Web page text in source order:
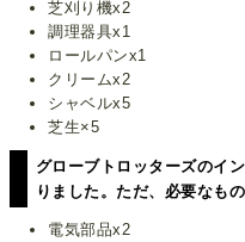
芝刈り機x2
調理器具x1
ロールパンx1
クリームx2
シャベルx5
芝生×5
グローブトロッターズのイ
りました。ただ、必要なも
電気部品x2